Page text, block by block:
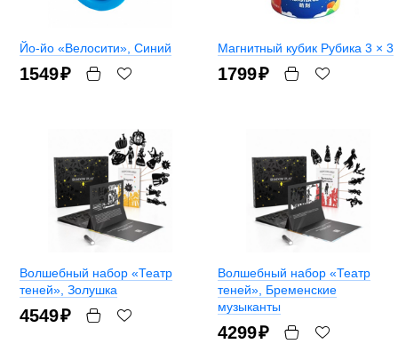
Йо-йо «Велосити» , Синий
1549₽
Магнитный кубик Рубика 3 × 3
1799₽
Волшебный набор «Театр
теней» , Золушка
4549₽
Волшебный набор «Театр
теней» , Бременские
музыканты
4299₽